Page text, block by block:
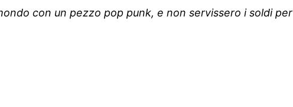
con un pezzo pop punk, e non servissero i soldi